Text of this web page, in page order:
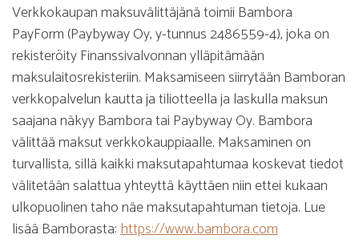
Verkkokaupan maksuvälittäjänä toimii Bambora
PayForm (Paybyway Oy, y-tunnus 2486559-4), joka on
rekisteröity Finanssivalvonnan ylläpitämään
maksulaitosrekisteriin. Maksamiseen siirrytään Bamboran
verkkopalvelun kautta ja tiliotteella ja laskulla maksun
saajana näkyy Bambora tai Paybyway Oy. Bambora
välittää maksut verkkokauppiaalle. Maksaminen on
turvallista, sillä kaikki maksutapahtumaa koskevat tiedot
välitetään salattua yhteyttä käyttäen niin ettei kukaan
ulkopuolinen taho näe maksutapahtuman tietoja. Lue
lisää Bamborasta:https://www.bambora.com